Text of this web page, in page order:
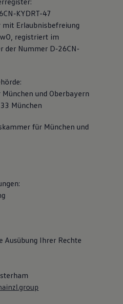
R
KYDRT-47
Erlaubnisbefreiung
registriert im
der Nummer D-26CN-
und Oberbayern
München
für München und
Ausübung Ihrer Rechte